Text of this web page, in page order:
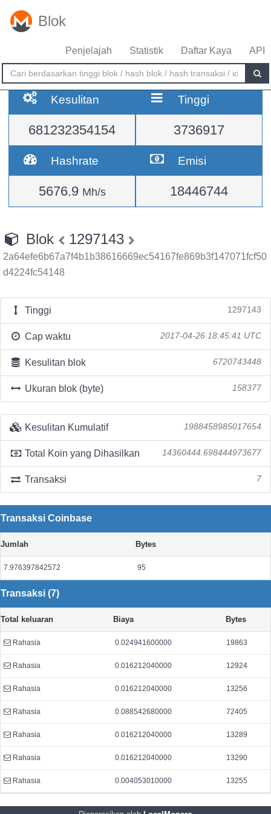
Blok
Penjelajah Statistik Daftar Kaya API
Kesulitan
681232354154
Tinggi
3736917
Hashrate
5676.9 Mh/s
Emisi
18446744
Blok 1297143
2a64efe6b67a7f4b1b38616669ec54167fe869b3f147071fcf50
d4224fc54148
Tinggi 1297143
Cap waktu 2017-04-26 18:45:41 UTC
Kesulitan blok 6720743448
Ukuran blok (byte) 158377
Kesulitan Kumulatif 1988458985017654
Total Koin yang Dihasilkan 14360444.698444973677
Transaksi 7
Transaksi Coinbase
Jumlah Bytes
7.976397842572 95
Transaksi (7)
Total keluaran Biaya Bytes
Rahasia 0.024941600000 19863
Rahasia 0.016212040000 12924
Rahasia 0.016212040000 13256
Rahasia 0.088542680000 72405
Rahasia 0.016212040000 13289
Rahasia 0.016212040000 13290
Rahasia 0.004053010000 13255